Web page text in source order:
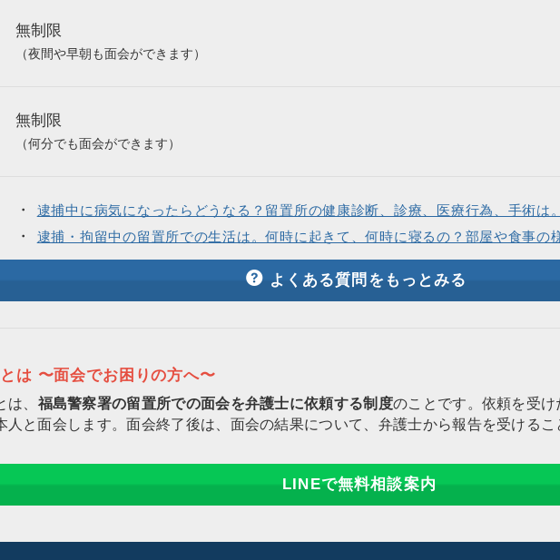
無制限
（夜間や早朝も面会ができます）
無制限
（何分でも面会ができます）
逮捕中に病気になったらどうなる？留置所の健康診断、診療、医療行為、手術は。
逮捕・拘留中の留置所での生活は。何時に起きて、何時に寝るの？部屋や食事の
よくある質問をもっとみる
は 〜面会でお困りの方へ〜
、 福島警察署の留置所での面会を弁護士に依頼する制度のことです。依頼を受
人と面会します。面会終了後は、面会の結果について、弁護士から報告を受けるこ
LINEで無料相談案内